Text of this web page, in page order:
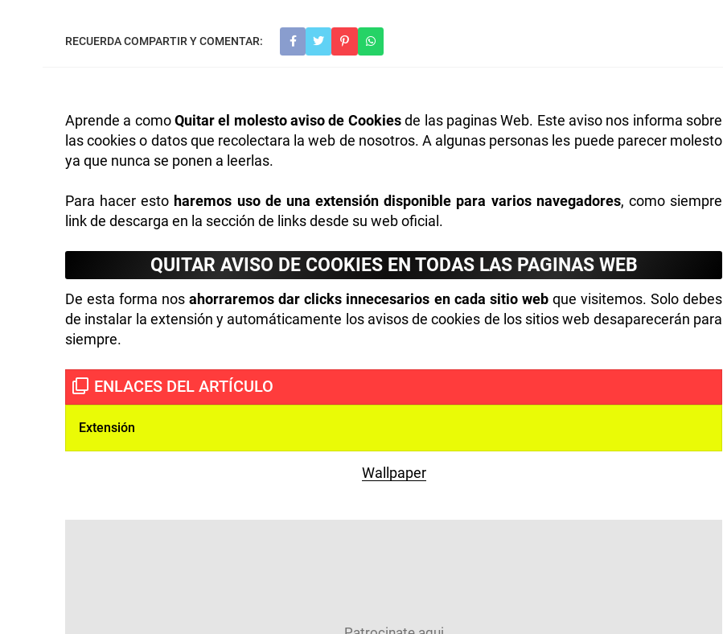
Aprende a comoQuitar el molesto aviso de Cookiesde las paginas Web. Este aviso nos informa sobre
las cookies o datos que recolectara la web de nosotros. A algunas personas les puede parecer molesto
ya que nunca se ponen a leerlas.
Para hacer esto haremos uso de una extensión disponible para varios navegadores, como siempre
link de descarga en la sección de links desde su web oficial.
QUITAR AVISO DE COOKIES EN TODAS LAS PAGINAS WEB
De esta forma nosahorraremos dar clicks innecesarios en cada sitio webque visitemos. Solo debes
de instalar la extensión y automáticamente los avisos de cookies de los sitios web desaparecerán para
siempre.
Extensión
Wallpaper